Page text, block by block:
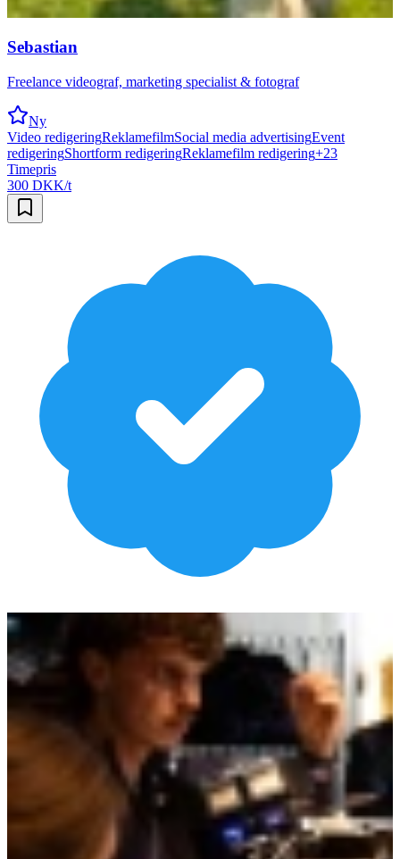
Sebastian
Freelance videograf, marketing specialist & fotograf
Ny
Video redigeringReklamefilmSocial media advertisingEvent
redigeringShortform redigeringReklamefilm redigering+23
Timepris
300 DKK/t